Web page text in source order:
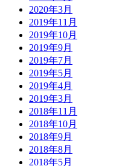
2020年3月
2019年11月
2019年10月
2019年9月
2019年7月
2019年5月
2019年4月
2019年3月
2018年11月
2018年10月
2018年9月
2018年8月
2018年5月